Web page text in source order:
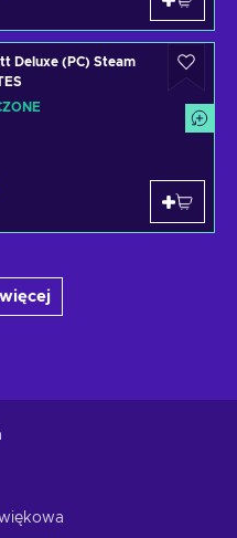
Deluxe (PC) Steam